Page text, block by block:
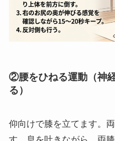
②腰をひねる運動（神
る）
仰向けで膝を立てます。